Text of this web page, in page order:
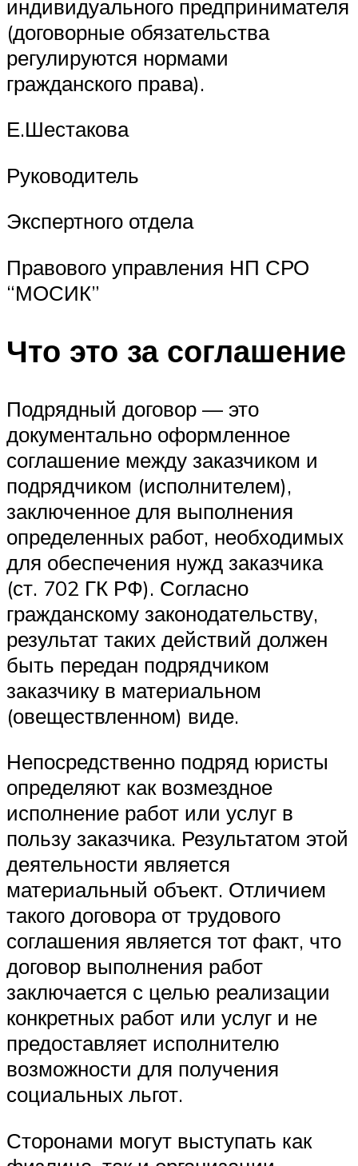
индивидуального предпринимателя
(договорные обязательства
регулируются нормами
гражданского права).
Е.Шестакова
Руководитель
Экспертного отдела
Правового управления НП СРО
“МОСИК”
Что это за соглашение
Подрядный договор — это
документально оформленное
соглашение между заказчиком и
подрядчиком (исполнителем),
заключенное для выполнения
определенных работ, необходимых
для обеспечения нужд заказчика
(ст. 702 ГК РФ). Согласно
гражданскому законодательству,
результат таких действий должен
быть передан подрядчиком
заказчику в материальном
(овеществленном) виде.
Непосредственно подряд юристы
определяют как возмездное
исполнение работ или услуг в
пользу заказчика. Результатом этой
деятельности является
материальный объект. Отличием
такого договора от трудового
соглашения является тот факт, что
договор выполнения работ
заключается с целью реализации
конкретных работ или услуг и не
предоставляет исполнителю
возможности для получения
социальных льгот.
Сторонами могут выступать как